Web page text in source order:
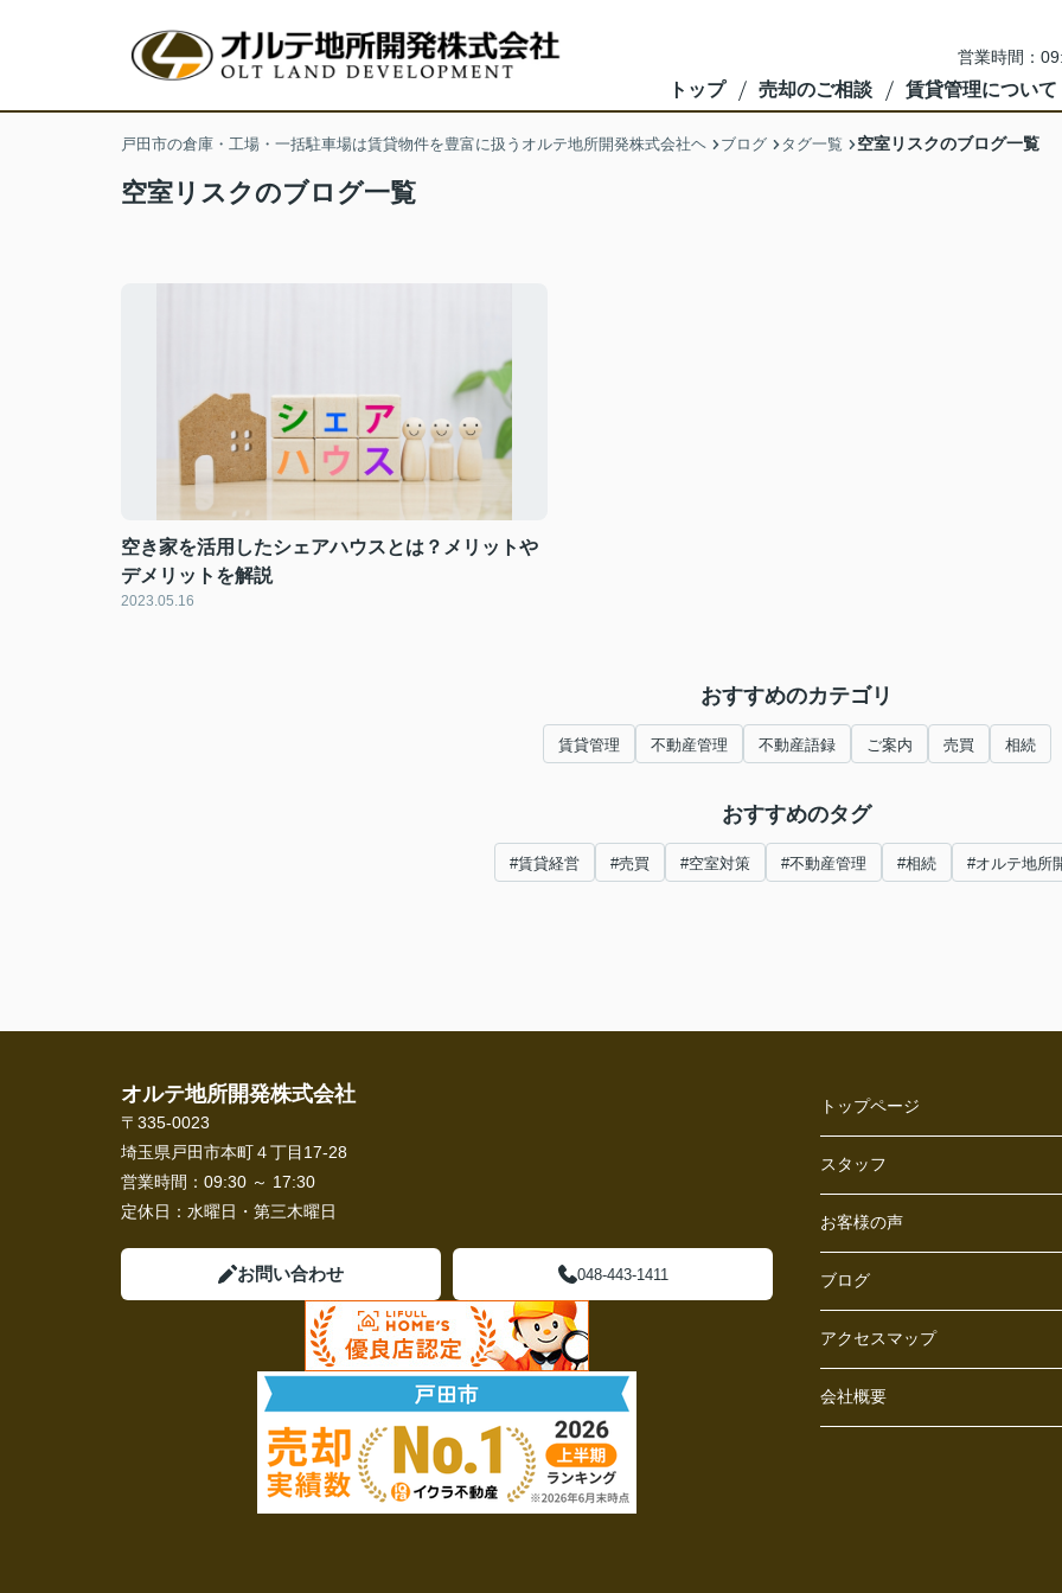
営業時間：
トップ 売却のご相談 賃貸管理について
戸田市の倉庫・工場・一括駐車場は賃貸物件を豊富に扱うオルテ地所開発株式会社ヘ ブログ タグ一覧 空室リスクのブログ一覧
空室リスクのブログ一覧
空き家を活用したシェアハウスとは？メリットや
デメリットを解説
2023.05.16
おすすめのカテゴリ
賃貸管理 不動産管理 不動産語録 ご案内 売買 相続
おすすめのタグ
#賃貸経営 #売買 #空室対策 #不動産管理 #相続 #オルテ地所
オルテ地所開発株式会社
〒335-0023
埼玉県戸田市本町４丁目17-28
営業時間： 09:30 ～ 17:30
定休日： 水曜日・第三木曜日
お問い合わせ 048-443-1411
トップページ
スタッフ
お客様の声
ブログ
アクセスマップ
会社概要